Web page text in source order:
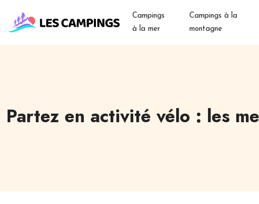
Campings
à la mer
Campings à la
montagne
Partez en activité vélo : les